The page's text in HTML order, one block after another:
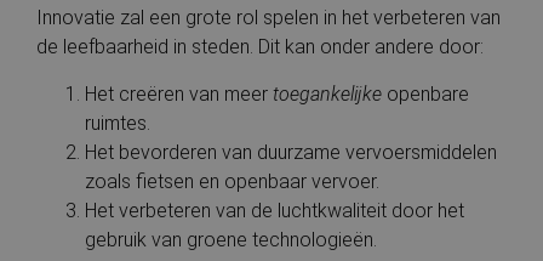
Innovatie zal een grote rol spelen in het verbeteren van
de leefbaarheid in steden. Dit kan onder andere door:
Het creëren van meer toegankelijke openbare
ruimtes.
Het bevorderen van duurzame vervoersmiddelen
zoals fietsen en openbaar vervoer.
Het verbeteren van de luchtkwaliteit door het
gebruik van groene technologieën.